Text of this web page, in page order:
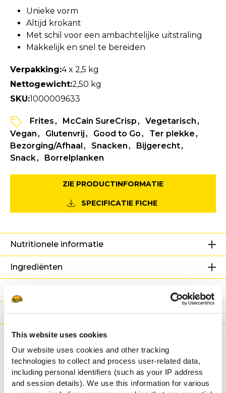
This website uses cookies
Our website uses cookies and other tracking
technologies to collect and process user-related data,
including personal identifiers (such as your IP address
and session details). We use this information for various
Unieke vorm
Altijd krokant
Met schil voor een ambachtelijke uitstraling
Makkelijk en snel te bereiden
Verpakking:4 x 2,5 kg
Nettogewicht:2,50 kg
SKU:1000009633
Frites McCain SureCrisp
Vegetarisch
Vegan
Glutenvrij Good to Go
Ter plekke
Bezorging/Afhaal
Snacken
Bijgerecht
Snack
Borrelplanken
ZIE PRODUCTINFORMATIE
SPECIFICATIE FICHE
Nutritionele informatie
Ingrediënten
Bereidingswijzen
Certificaties
Gerelateerde